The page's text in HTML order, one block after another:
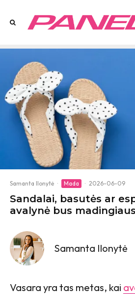
Samanta Ilonytė · Mada · 2026-06-09
Sandalai, basutės ar
avalynė bus
Samanta Ilonytė
Vasara yra tas metas, kai